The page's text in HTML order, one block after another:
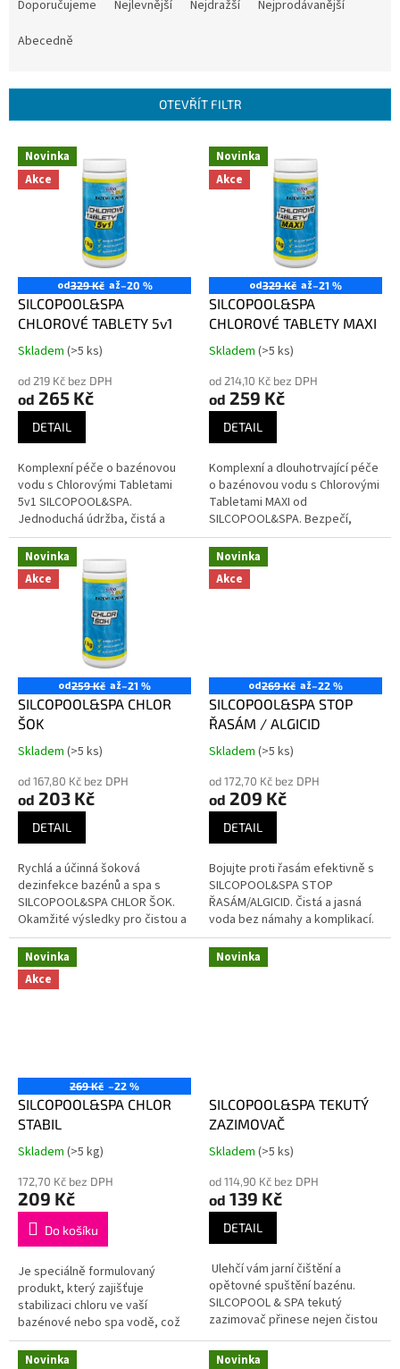
r
Doporučujeme Nejlevnější Nejdražší
Nejprodávanější
Abecedně
OTEVŘÍT FILTR
V
p
Novinka
Akce
od329 Kč až–20 %
SILCOPOOL&SPA
CHLOROVÉ TABLETY 5v1
Průměrné
produktu
je
hvězdiček.
Skladem (>5 ks)
od 219 Kč bez DPH
od 265 Kč
DETAIL
Komplexní péče o bazénovou
vodu s Chlorovými Tabletami
5v1 SILCOPOOL&SPA.
Jednoduchá údržba, čistá a
bezpečná voda pro vaši
relaxaci.
Novinka
Akce
od329 Kč až–21 %
SILCOPOOL&SPA
CHLOROVÉ TABLETY MAXI
Průměrné
produktu
je
hvězdiček.
Skladem (>5 ks)
od 214,10 Kč bez DPH
od 259 Kč
DETAIL
Komplexní a dlouhotrvající péče
o bazénovou vodu s Chlorovými
Tabletami MAXI od
SILCOPOOL&SPA. Bezpečí,
čistota a pohodlí s minimální
námahou.
Novinka
Akce
od259 Kč až–21 %
SILCOPOOL&SPA CHLOR
ŠOK
Průměrné
produktu
je
hvězdiček.
Skladem (>5 ks)
od 167,80 Kč bez DPH
od 203 Kč
DETAIL
Rychlá a účinná šoková
dezinfekce bazénů a spa s
SILCOPOOL&SPA CHLOR ŠOK.
Okamžité výsledky pro čistou a
bezpečnou vodu.
Novinka
Akce
od269 Kč až–22 %
SILCOPOOL&SPA STOP
ŘASÁM / ALGICID
Průměrné
produktu
je
hvězdiček.
Skladem (>5 ks)
od 172,70 Kč bez DPH
od 209 Kč
DETAIL
Bojujte proti řasám efektivně s
SILCOPOOL&SPA STOP
ŘASÁM/ALGICID. Čistá a jasná
voda bez námahy a komplikací.
Novinka
Akce
269 Kč –22 %
SILCOPOOL&SPA CHLOR
STABIL
Průměrné
produktu
je
4,5
hvězdiček.
Skladem (>5 kg)
172,70 Kč bez DPH
209 Kč
Do košíku
Je speciálně formulovaný
produkt, který zajišťuje
stabilizaci chloru ve vaší
bazénové nebo spa vodě, což
je nezbytné pro dlouhodobou
ochranu a dezinfekci.
Novinka
SILCOPOOL&SPA TEKUTÝ
ZAZIMOVAČ
Průměrné
produktu
je
hvězdiček.
Skladem (>5 ks)
od 114,90 Kč bez DPH
od 139 Kč
DETAIL
Ulehčí vám jarní čištění a
opětovné spuštění bazénu.
SILCOPOOL & SPA tekutý
zazimovač přinese nejen čistou
a svěží vodu na jaře, ale také
vám ušetří čas a peníze.
Novinka Novinka